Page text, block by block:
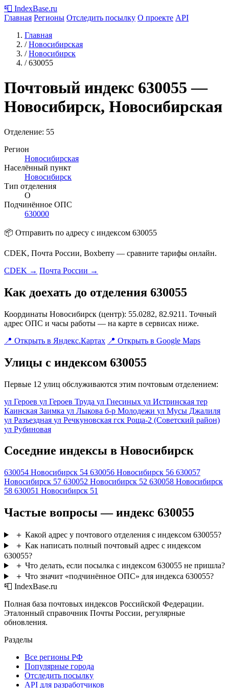
📮 IndexBase.ru
Главная Регионы Отследить посылку О проекте API
Главная
/ Новосибирская
/ Новосибирск
/ 630055
Почтовый индекс 630055 —
Новосибирск, Новосибирская
Отделение: 55
Регион
Новосибирская
Населённый пункт
Новосибирск
Тип отделения
О
Подчинённое ОПС
630000
📦 Отправить по адресу с индексом 630055
CDEK, Почта России, Boxberry — сравните тарифы онлайн.
CDEK → Почта России →
Как доехать до отделения 630055
Координаты Новосибирск (центр): 55.0282, 82.9211. Точный
адрес ОПС и часы работы — на карте в сервисах ниже.
📍 Открыть в Яндекс.Картах 📍 Открыть в Google Maps
Улицы с индексом 630055
Первые 12 улиц обслуживаются этим почтовым отделением:
ул Героев ул Героев Труда ул Гнесиных ул Истринская тер
Каинская Заимка ул Лыкова б-р Молодежи ул Мусы Джалиля
ул Разъездная ул Речкуновская гск Роща-2 (Советский район)
ул Рубиновая
Соседние индексы в Новосибирск
630054 Новосибирск 54 630056 Новосибирск 56 630057
Новосибирск 57 630052 Новосибирск 52 630058 Новосибирск
58 630051 Новосибирск 51
Частые вопросы — индекс 630055
＋ Какой адрес у почтового отделения с индексом 630055?
＋ Как написать полный почтовый адрес с индексом
630055?
＋ Что делать, если посылка с индексом 630055 не пришла?
＋ Что значит «подчинённое ОПС» для индекса 630055?
📮 IndexBase.ru
Полная база почтовых индексов Российской Федерации.
Эталонный справочник Почты России, регулярные
обновления.
Разделы
Все регионы РФ
Популярные города
Отследить посылку
API для разработчиков